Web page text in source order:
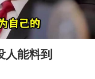
出坠崖1死1伤
框亮相红毯
袭击贯穿浙江
人能料到